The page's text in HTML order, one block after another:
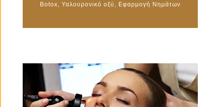
Botox, Υαλουρονικό οξύ, Εφαρμογή Νημάτων